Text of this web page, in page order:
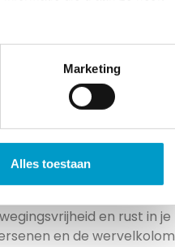
Marketing
Alles toestaan
is een gezonde
wervelkolom beschermt
de verbinding
dit leiden tot een storing
dewetenschap van
en rust in je
en de wervelkolom